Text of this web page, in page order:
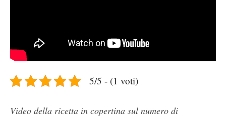
5/5 - (1 voti)
Video della ricetta in copertina sul numero di